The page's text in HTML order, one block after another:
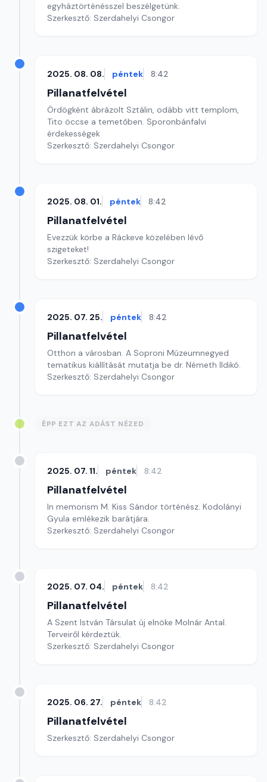
egyháztörténésszel beszélgetünk.
Szerkesztő: Szerdahelyi Csongor
2025. 08. 08. péntek 8:42
Pillanatfelvétel
Ördögként ábrázolt Sztálin, odább vitt templom,
Tito öccse a temetőben. Sporonbánfalvi
érdekességek
Szerkesztő: Szerdahelyi Csongor
2025. 08. 01. péntek 8:42
Pillanatfelvétel
Evezzük körbe a Ráckeve közelében lévő
szigeteket!
Szerkesztő: Szerdahelyi Csongor
2025. 07. 25. péntek 8:42
Pillanatfelvétel
Otthon a városban. A Soproni Múzeumnegyed
tematikus kiállítását mutatja be dr. Németh Ildikó.
Szerkesztő: Szerdahelyi Csongor
ÉPP EZT AZ ADÁST NÉZED
2025. 07. 11. péntek 8:42
Pillanatfelvétel
In memorism M. Kiss Sándor történész. Kodolányi
Gyula emlékezik barátjára.
Szerkesztő: Szerdahelyi Csongor
2025. 07. 04. péntek 8:42
Pillanatfelvétel
A Szent István Társulat új elnöke Molnár Antal.
Terveiről kérdeztük.
Szerkesztő: Szerdahelyi Csongor
2025. 06. 27. péntek 8:42
Pillanatfelvétel
Szerkesztő: Szerdahelyi Csongor